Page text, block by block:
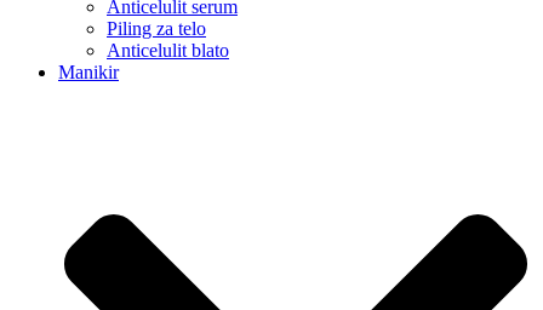
Anticelulit serum
Piling za telo
Anticelulit blato
Manikir